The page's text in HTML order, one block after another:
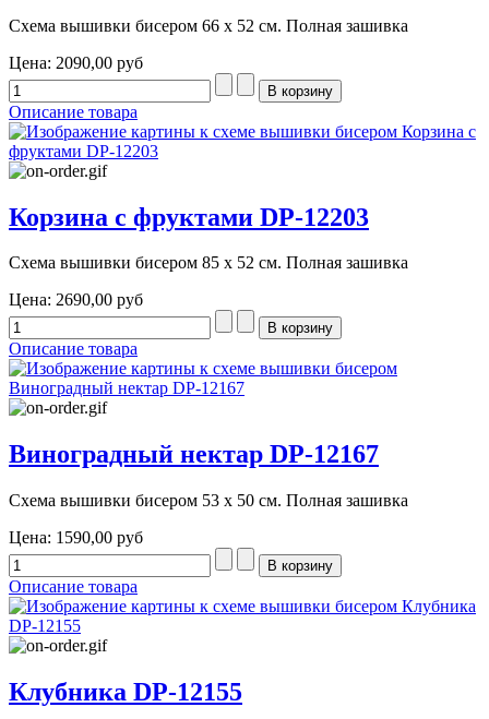
Схема вышивки бисером 66 х 52 см. Полная зашивка
Цена: 2090,00 руб
Описание товара
Корзина с фруктами DP-12203
Схема вышивки бисером 85 х 52 см. Полная зашивка
Цена: 2690,00 руб
Описание товара
Виноградный нектар DP-12167
Схема вышивки бисером 53 х 50 см. Полная зашивка
Цена: 1590,00 руб
Описание товара
Клубника DP-12155